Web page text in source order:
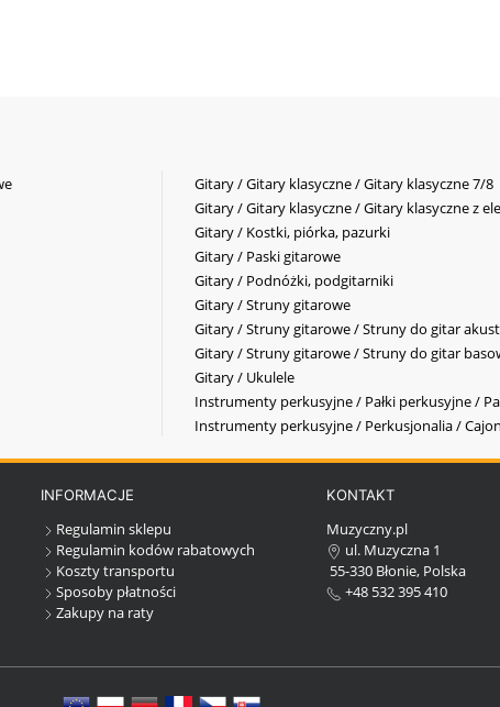
Gitary / Gitary klasyczne / Gitary klasyczne 7/8
Gitary / Gitary klasyczne / Gitary klasyczne z
Gitary / Kostki, piórka, pazurki
Gitary / Paski gitarowe
Gitary / Podnóżki, podgitarniki
Gitary / Struny gitarowe
Gitary / Struny gitarowe / Struny do gitar
Gitary / Struny gitarowe / Struny do gitar
Gitary / Ukulele
Instrumenty perkusyjne / Pałki perkusyjne /
Instrumenty perkusyjne / Perkusjonalia /
INFORMACJE
Regulamin sklepu
Regulamin kodów rabatowych
Koszty transportu
Sposoby płatności
Zakupy na raty
KONTAKT
Muzyczny.pl
ul. Muzyczna 1
55-330 Błonie, Polska
+48 532 395 410